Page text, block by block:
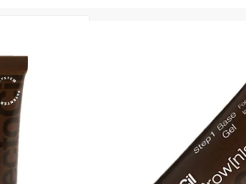
Vopsea Gene si
Brow[n]s 15ml -
REFECTOCIL Intense Brow[n]s 15ml,
Adăugați recenzia dvs.